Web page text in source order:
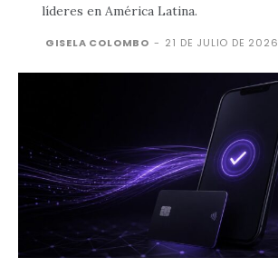
líderes en América Latina.
GISELA COLOMBO - 21 DE JULIO DE 2026